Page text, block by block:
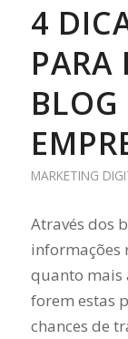
4
PARA
MARKETING
Através dos
informações
quanto mais
forem estas
chances de